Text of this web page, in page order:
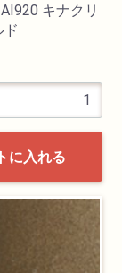
AI920 キナクリ
ド
に入れる